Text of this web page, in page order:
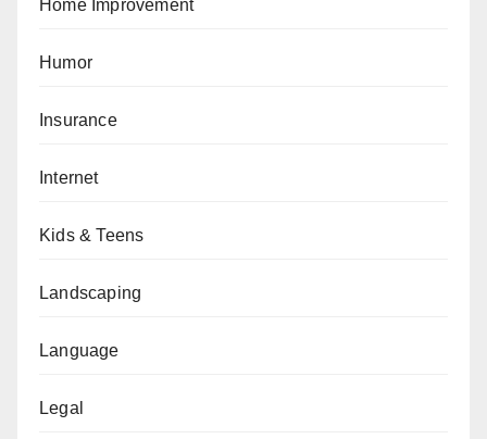
Home Improvement
Humor
Insurance
Internet
Kids & Teens
Landscaping
Language
Legal